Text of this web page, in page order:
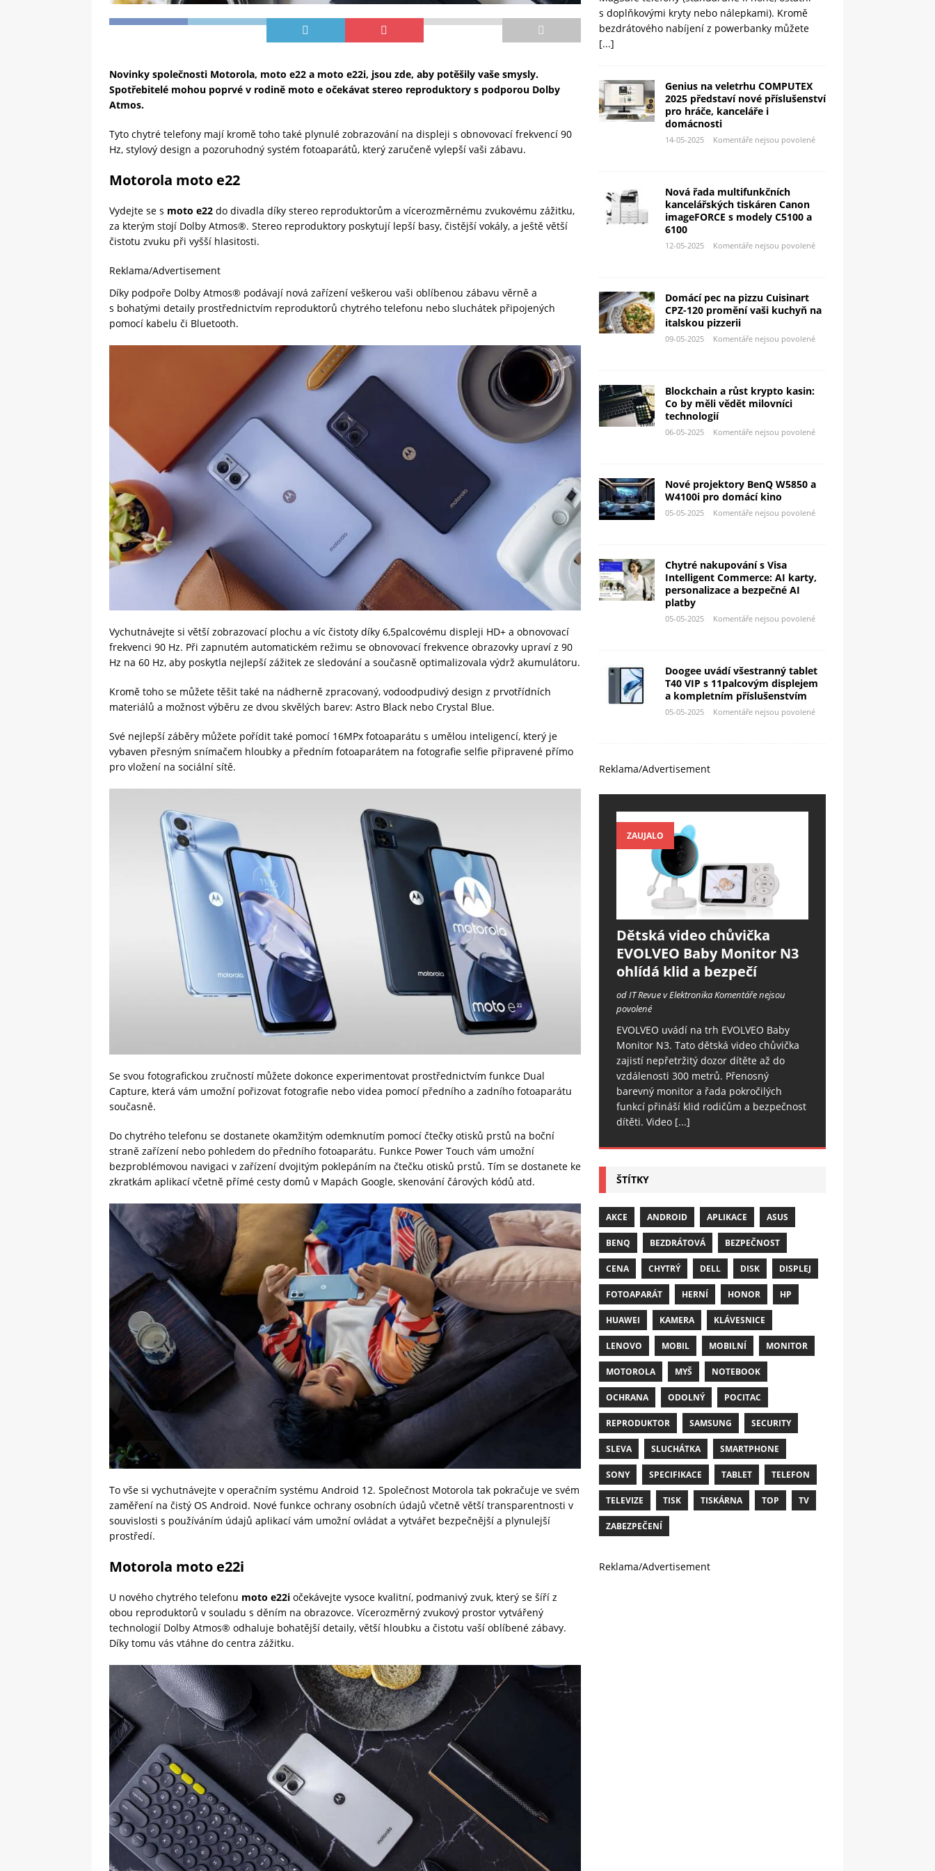
Novinky společnosti Motorola, moto e22 a moto e22i, jsou zde, aby potěšily vaše smysly.
Spotřebitelé mohou poprvé v rodině moto e očekávat stereo reproduktory s podporou Dolby
Atmos.
Tyto chytré telefony mají kromě toho také plynulé zobrazování na displeji s obnovovací frekvencí 90
Hz, stylový design a pozoruhodný systém fotoaparátů, který zaručeně vylepší vaši zábavu.
Motorola moto e22
Vydejte se s moto e22 do divadla díky stereo reproduktorům a vícerozměrnému zvukovému zážitku,
za kterým stojí Dolby Atmos®. Stereo reproduktory poskytují lepší basy, čistější vokály, a ještě větší
čistotu zvuku při vyšší hlasitosti.
Reklama/Advertisement
Díky podpoře Dolby Atmos® podávají nová zařízení veškerou vaši oblíbenou zábavu věrně a
s bohatými detaily prostřednictvím reproduktorů chytrého telefonu nebo sluchátek připojených
pomocí kabelu či Bluetooth.
Vychutnávejte si větší zobrazovací plochu a víc čistoty díky 6,5palcovému displeji HD+ a obnovovací
frekvenci 90 Hz. Při zapnutém automatickém režimu se obnovovací frekvence obrazovky upraví z 90
Hz na 60 Hz, aby poskytla nejlepší zážitek ze sledování a současně optimalizovala výdrž akumulátoru.
Kromě toho se můžete těšit také na nádherně zpracovaný, vodoodpudivý design z prvotřídních
materiálů a možnost výběru ze dvou skvělých barev: Astro Black nebo Crystal Blue.
Své nejlepší záběry můžete pořídit také pomocí 16MPx fotoaparátu s umělou inteligencí, který je
vybaven přesným snímačem hloubky a předním fotoaparátem na fotografie selfie připravené přímo
pro vložení na sociální sítě.
Se svou fotografickou zručností můžete dokonce experimentovat prostřednictvím funkce Dual
Capture, která vám umožní pořizovat fotografie nebo videa pomocí předního a zadního fotoaparátu
současně.
Do chytrého telefonu se dostanete okamžitým odemknutím pomocí čtečky otisků prstů na boční
straně zařízení nebo pohledem do předního fotoaparátu. Funkce Power Touch vám umožní
bezproblémovou navigaci v zařízení dvojitým poklepáním na čtečku otisků prstů. Tím se dostanete ke
zkratkám aplikací včetně přímé cesty domů v Mapách Google, skenování čárových kódů atd.
To vše si vychutnávejte v operačním systému Android 12. Společnost Motorola tak pokračuje ve svém
zaměření na čistý OS Android. Nové funkce ochrany osobních údajů včetně větší transparentnosti v
souvislosti s používáním údajů aplikací vám umožní ovládat a vytvářet bezpečnější a plynulejší
prostředí.
Motorola moto e22i
U nového chytrého telefonu moto e22i očekávejte vysoce kvalitní, podmanivý zvuk, který se šíří z
obou reproduktorů v souladu s děním na obrazovce. Vícerozměrný zvukový prostor vytvářený
technologií Dolby Atmos® odhaluje bohatější detaily, větší hloubku a čistotu vaší oblíbené zábavy.
Díky tomu vás vtáhne do centra zážitku.
s doplňkovými kryty nebo nálepkami). Kromě
bezdrátového nabíjení z powerbanky můžete
[...]
Genius na veletrhu COMPUTEX
2025 představí nové příslušenství
pro hráče, kanceláře i
domácnosti
14-05-2025 Komentáře nejsou povolené
Nová řada multifunkčních
kancelářských tiskáren Canon
imageFORCE s modely C5100 a
6100
12-05-2025 Komentáře nejsou povolené
Domácí pec na pizzu Cuisinart
CPZ-120 promění vaši kuchyň na
italskou pizzerii
09-05-2025 Komentáře nejsou povolené
Blockchain a růst krypto kasin:
Co by měli vědět milovníci
technologií
06-05-2025 Komentáře nejsou povolené
Nové projektory BenQ W5850 a
W4100i pro domácí kino
05-05-2025 Komentáře nejsou povolené
Chytré nakupování s Visa
Intelligent Commerce: AI karty,
personalizace a bezpečné AI
platby
05-05-2025 Komentáře nejsou povolené
Doogee uvádí všestranný tablet
T40 VIP s 11palcovým displejem
a kompletním příslušenstvím
05-05-2025 Komentáře nejsou povolené
Reklama/Advertisement
ZAUJALO
Dětská video chůvička
EVOLVEO Baby Monitor N3
ohlídá klid a bezpečí
od IT Revue v ElektronikaKomentáře nejsou
povolené
EVOLVEO uvádí na trh EVOLVEO Baby
Monitor N3. Tato dětská video chůvička
zajistí nepřetržitý dozor dítěte až do
vzdálenosti 300 metrů. Přenosný
barevný monitor a řada pokročilých
funkcí přináší klid rodičům a bezpečnost
dítěti. Video [...]
ŠTÍTKY
AKCE ANDROID APLIKACE ASUS
BENQ BEZDRÁTOVÁ BEZPEČNOST
CENA CHYTRÝ DELL DISK DISPLEJ
FOTOAPARÁT HERNÍ HONOR HP
HUAWEI KAMERA KLÁVESNICE
LENOVO MOBIL MOBILNÍ MONITOR
MOTOROLA MYŠ NOTEBOOK
OCHRANA ODOLNÝ POCITAC
REPRODUKTOR SAMSUNG SECURITY
SLEVA SLUCHÁTKA SMARTPHONE
SONY SPECIFIKACE TABLET TELEFON
TELEVIZE TISK TISKÁRNA TOP TV
ZABEZPEČENÍ
Reklama/Advertisement